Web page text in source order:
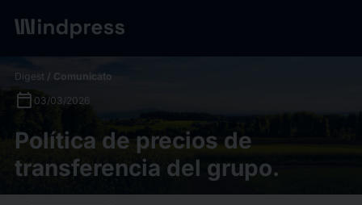
Digest / Comunicato
calendar_today 03/03/2026
Política de precios de
transferencia del grupo.